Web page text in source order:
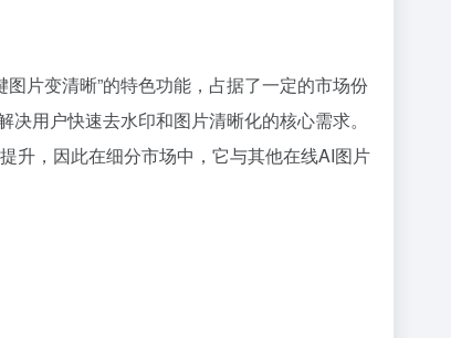
片变清晰”的特色功能，占据了一定的市场份
用户快速去水印和图片清晰化的核心需求。
升，因此在细分市场中，它与其他在线AI图片